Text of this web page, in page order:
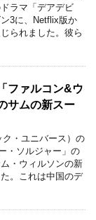
ラマ「デアデビ
3に、Netflix版か
られました。彼ら
ファルコン&ウ
サムの新スー
ク・ユニバース）の
・ソルジャー」の
・ウィルソンの新
。これは中国のデ